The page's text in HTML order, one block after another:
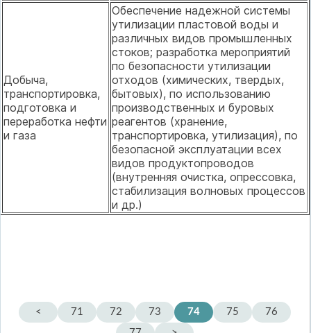
Добыча,
транспортировка,
подготовка и
переработка нефти
и газа
Обеспечение надежной системы
утилизации пластовой воды и
различных видов промышленных
стоков; разработка мероприятий
по безопасности утилизации
отходов (химических, твердых,
бытовых), по использованию
производственных и буровых
реагентов (хранение,
транспортировка, утилизация), по
безопасной эксплуатации всех
видов продуктопроводов
(внутренняя очистка, опрессовка,
стабилизация волновых процессов
и др.)
< 71 72 73 74 75
76